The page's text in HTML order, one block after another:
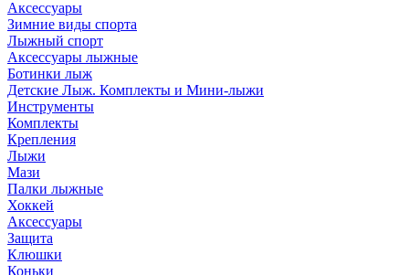
Аксессуары
Зимние виды спорта
Лыжный спорт
Аксессуары лыжные
Ботинки лыж
Детские Лыж. Комплекты и Мини-лыжи
Инструменты
Комплекты
Крепления
Лыжи
Мази
Палки лыжные
Хоккей
Аксессуары
Защита
Клюшки
Коньки